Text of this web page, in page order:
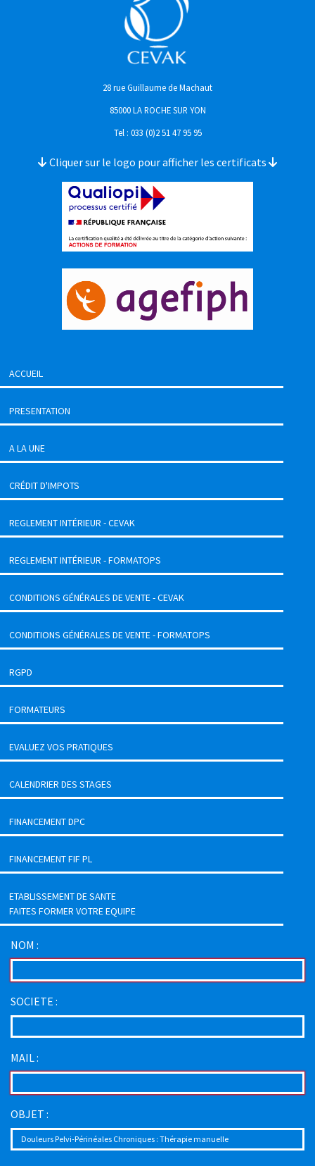
28 rue Guillaume de Machaut
85000 LA ROCHE SUR YON
Tel : 033 (0)2 51 47 95 95
Cliquer sur le logo pour afficher les certificats
ACCUEIL
PRESENTATION
A LA UNE
CRÉDIT D'IMPOTS
REGLEMENT INTÉRIEUR - CEVAK
REGLEMENT INTÉRIEUR - FORMATOPS
CONDITIONS GÉNÉRALES DE VENTE - CEVAK
CONDITIONS GÉNÉRALES DE VENTE - FORMATOPS
RGPD
FORMATEURS
EVALUEZ VOS PRATIQUES
CALENDRIER DES STAGES
FINANCEMENT DPC
FINANCEMENT FIF PL
ETABLISSEMENT DE SANTE
FAITES FORMER VOTRE EQUIPE
NOM :
SOCIETE :
MAIL :
OBJET :